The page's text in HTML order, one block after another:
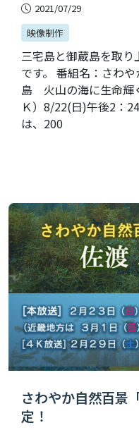
2021/07/29
映像制作
三宅島と御蔵島を取
です。 番組名：さわ
島 火山の海に生命輝
Ｋ）8/22(日)午後2：
は、200
さわやか自然百景
定！